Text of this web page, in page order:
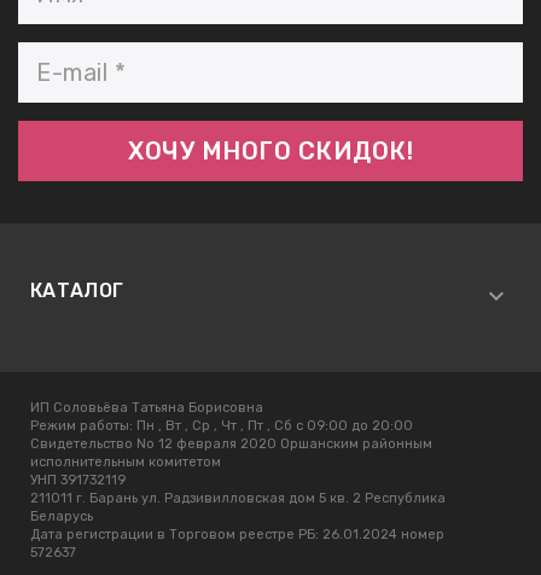
КАТАЛОГ
ИП Соловьёва Татьяна Борисовна
Режим работы: Пн , Вт , Ср , Чт , Пт , Сб c 09:00 до 20:00
Свидетельство No 12 февраля 2020 Оршанским районным
исполнительным комитетом
УНП 391732119
211011 г. Барань ул. Радзивилловская дом 5 кв. 2 Республика
Беларусь
Дата регистрации в Торговом реестре РБ: 26.01.2024 номер
572637